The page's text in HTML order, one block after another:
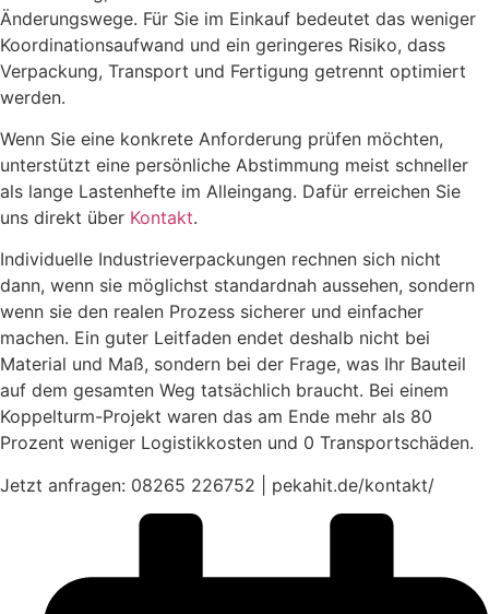
Änderungswege. Für Sie im Einkauf bedeutet das weniger
Koordinationsaufwand und ein geringeres Risiko, dass
Verpackung, Transport und Fertigung getrennt optimiert
werden.
Wenn Sie eine konkrete Anforderung prüfen möchten,
unterstützt eine persönliche Abstimmung meist schneller
als lange Lastenhefte im Alleingang. Dafür erreichen Sie
uns direkt über Kontakt.
Individuelle Industrieverpackungen rechnen sich nicht
dann, wenn sie möglichst standardnah aussehen, sondern
wenn sie den realen Prozess sicherer und einfacher
machen. Ein guter Leitfaden endet deshalb nicht bei
Material und Maß, sondern bei der Frage, was Ihr Bauteil
auf dem gesamten Weg tatsächlich braucht. Bei einem
Koppelturm-Projekt waren das am Ende mehr als 80
Prozent weniger Logistikkosten und 0 Transportschäden.
Jetzt anfragen: 08265 226752 | pekahit.de/kontakt/